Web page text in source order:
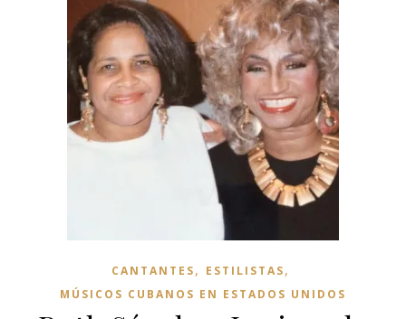
CANTANTES, ESTILISTAS,
MÚSICOS CUBANOS EN ESTADOS UNIDOS